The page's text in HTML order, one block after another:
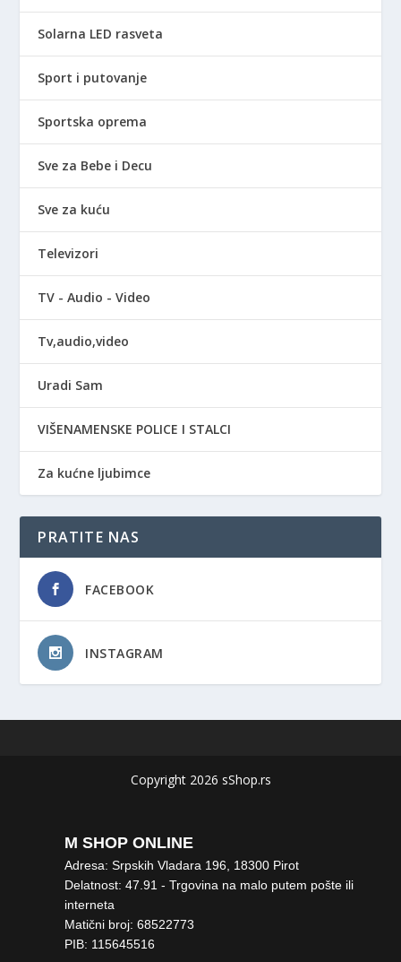
Solarna LED rasveta
Sport i putovanje
Sportska oprema
Sve za Bebe i Decu
Sve za kuću
Televizori
TV - Audio - Video
Tv,audio,video
Uradi Sam
VIŠENAMENSKE POLICE I STALCI
Za kućne ljubimce
PRATITE NAS
FACEBOOK
INSTAGRAM
Copyright 2026 sShop.rs
M SHOP ONLINE
Adresa: Srpskih Vladara 196, 18300 Pirot
Delatnost: 47.91 - Trgovina na malo putem pošte ili
interneta
Matični broj: 68522773
PIB: 115645516